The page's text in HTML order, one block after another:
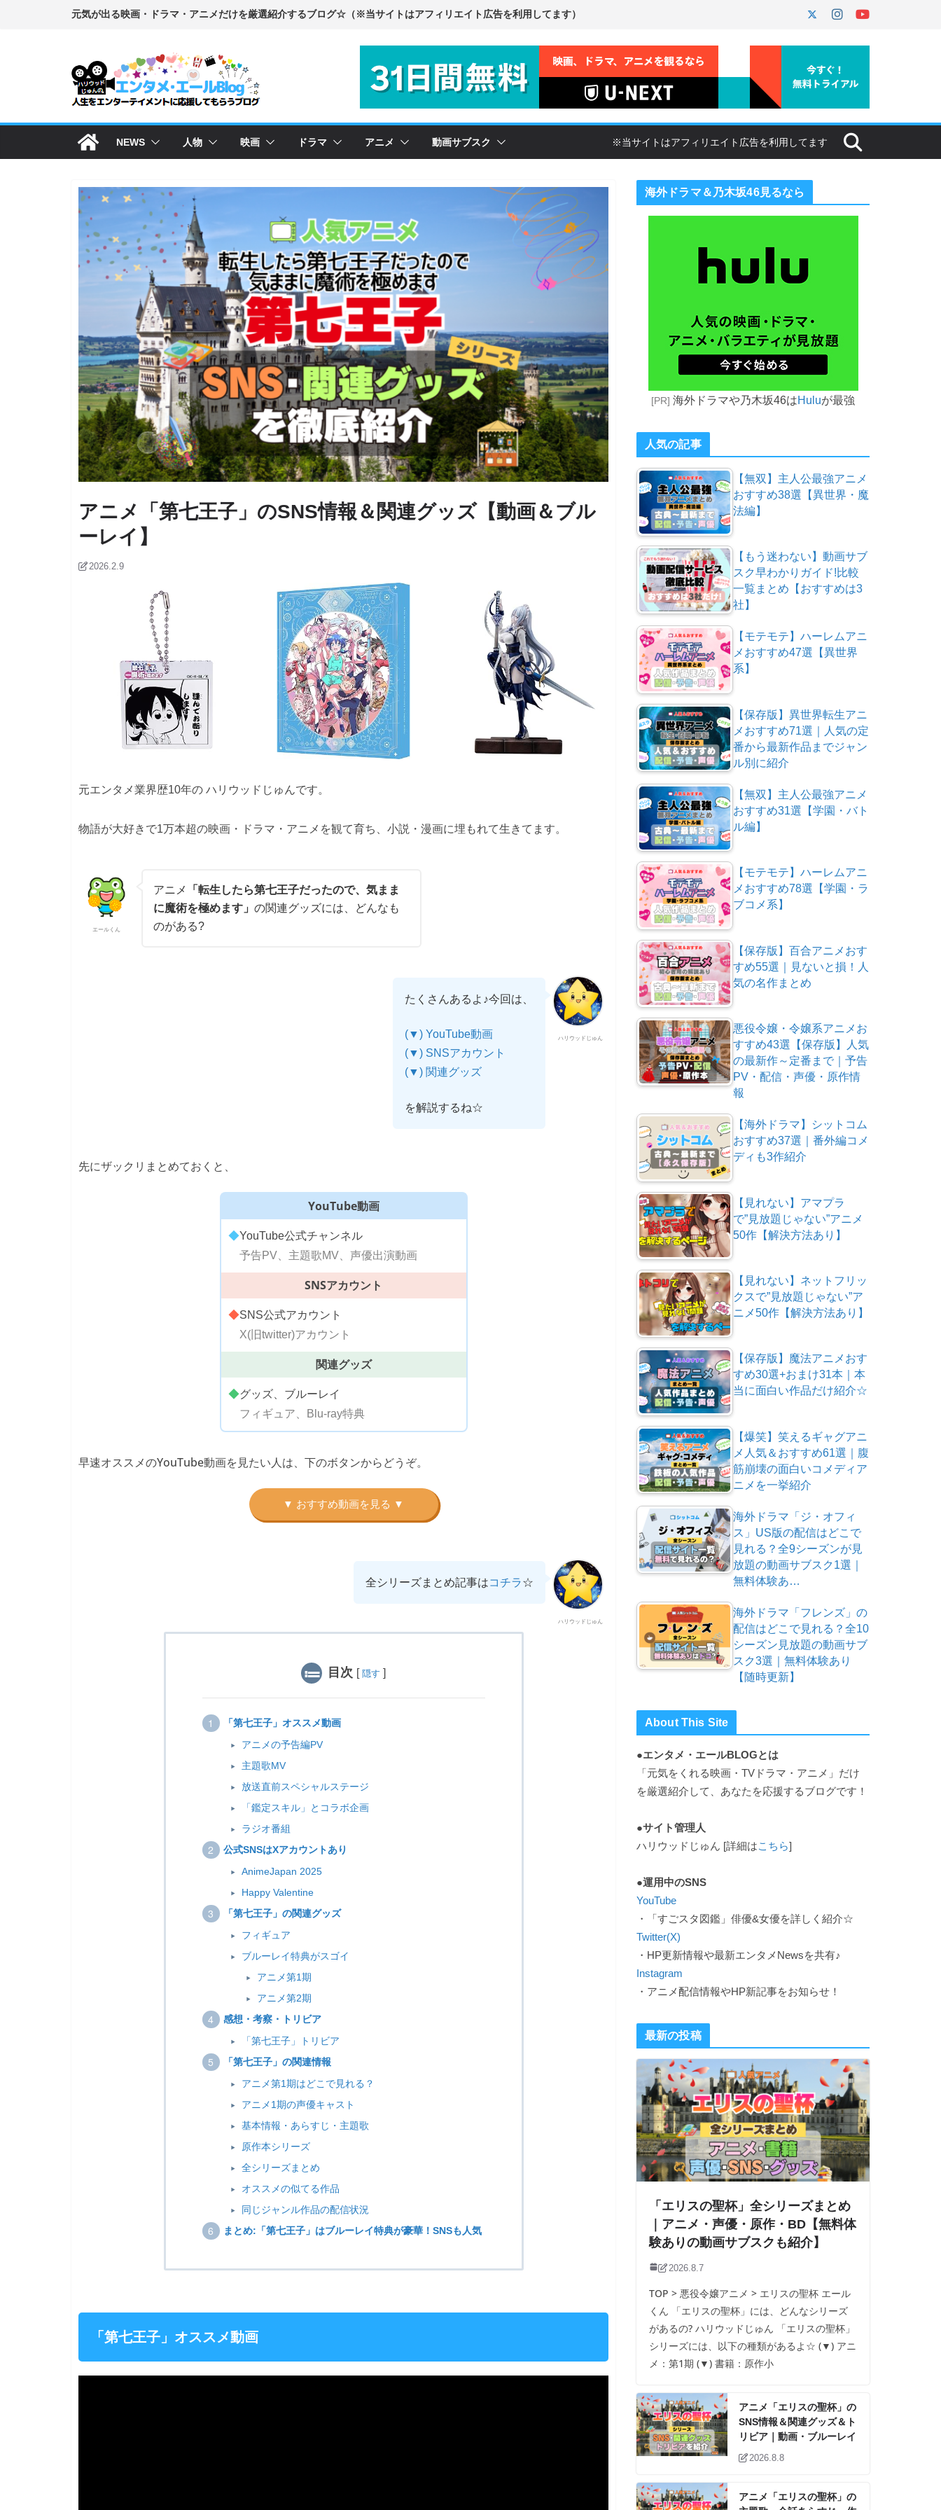
ス
NEWS 人物 映画 ドラマ アニメ 動画サブスク
アニメ「第七王子」のSNS情報＆関連グッズ【動画＆ブル
ーレイ】
2026.2.9
元エンタメ業界歴10年の ハリウッドじゅんです。
物語が大好きで1万本超の映画・ドラマ・アニメを観て育ち、小説・漫画に埋もれて生きてます。
エールくん
アニメ
「転生したら第七王子だったので、気まま
に魔術を極めます」 の関連グッズには、どんなも
のがある?
ハリウッドじゅん
たくさんあるよ♪今回は、
(▼) YouTube動画
(▼) SNSアカウント
(▼) 関連グッズ
を解説するね☆
先にザックリまとめておくと、
YouTube動画
◆YouTube公式チャンネル
予告PV、主題歌MV、声優出演動画
SNSアカウント
◆SNS公式アカウント
X(旧twitter)アカウント
関連グッズ
◆グッズ、ブルーレイ
フィギュア、Blu-ray特典
早速オススメのYouTube動画を見たい人は、下のボタンからどうぞ。
ハリウッドじゅん
全シリーズまとめ記事はコチラ☆
目次 [ 隠す ]
「第七王子」オススメ動画
アニメの予告編PV
主題歌MV
放送直前スペシャルステージ
「鑑定スキル」とコラボ企画
ラジオ番組
公式SNSはXアカウントあり
AnimeJapan 2025
Happy Valentine
「第七王子」の関連グッズ
フィギュア
ブルーレイ特典がスゴイ
アニメ第1期
アニメ第2期
感想・考察・トリビア
「第七王子」トリビア
「第七王子」の関連情報
アニメ第1期はどこで見れる？
アニメ1期の声優キャスト
基本情報・あらすじ・主題歌
原作本シリーズ
全シリーズまとめ
オススメの似てる作品
同じジャンル作品の配信状況
まとめ:「第七王子」はブルーレイ特典が豪華！SNSも人気
「第七王子」オススメ動画
海外ドラマ＆乃木坂46見るなら
[PR] 海外ドラマや乃木坂46はHuluが最強
人気の記事
【無双】主人公最強アニメ
おすすめ38選【異世界・魔
法編】
【もう迷わない】動画サブ
スク早わかりガイド!比較
一覧まとめ【おすすめは3
社】
【モテモテ】ハーレムアニ
メおすすめ47選【異世界
系】
【保存版】異世界転生アニ
メおすすめ71選｜人気の定
番から最新作品までジャン
ル別に紹介
【無双】主人公最強アニメ
おすすめ31選【学園・バト
ル編】
【モテモテ】ハーレムアニ
メおすすめ78選【学園・ラ
ブコメ系】
【保存版】百合アニメおす
すめ55選｜見ないと損！人
気の名作まとめ
悪役令嬢・令嬢系アニメお
すすめ43選【保存版】人気
の最新作～定番まで｜予告
PV・配信・声優・原作情
報
【海外ドラマ】シットコム
おすすめ37選｜番外編コメ
ディも3作紹介
【見れない】アマプラ
で”見放題じゃない”アニメ
50作【解決方法あり】
【見れない】ネットフリッ
クスで”見放題じゃない”ア
ニメ50作【解決方法あり】
【保存版】魔法アニメおす
すめ30選+おまけ31本｜本
当に面白い作品だけ紹介☆
【爆笑】笑えるギャグアニ
メ人気＆おすすめ61選｜腹
筋崩壊の面白いコメディア
ニメを一挙紹介
海外ドラマ「ジ・オフィ
ス」US版の配信はどこで
見れる？全9シーズンが見
放題の動画サブスク1選｜
無料体験あ…
海外ドラマ「フレンズ」の
配信はどこで見れる？全10
シーズン見放題の動画サブ
スク3選｜無料体験あり
【随時更新】
About This Site
●エンタメ・エールBLOGとは
「元気をくれる映画・TVドラマ・アニメ」だけ
を厳選紹介して、あなたを応援するブログです！
●サイト管理人
ハリウッドじゅん [詳細はこちら]
●運用中のSNS
YouTube
・「すごスタ図鑑」俳優&女優を詳しく紹介☆
Twitter(X)
・HP更新情報や最新エンタメNewsを共有♪
Instagram
・アニメ配信情報やHP新記事をお知らせ！
最新の投稿
「エリスの聖杯」全シリーズまとめ
｜アニメ・声優・原作・BD【無料体
験ありの動画サブスクも紹介】
2026.8.7
TOP > 悪役令嬢アニメ > エリスの聖杯 エール
くん 「エリスの聖杯」には、どんなシリーズ
があるの? ハリウッドじゅん 「エリスの聖杯」
シリーズには、以下の種類があるよ☆ (▼) アニ
メ：第1期 (▼) 書籍：原作小
アニメ「エリスの聖杯」の
SNS情報＆関連グッズ＆ト
リビア｜動画・ブルーレイ
2026.8.8
アニメ「エリスの聖杯」の